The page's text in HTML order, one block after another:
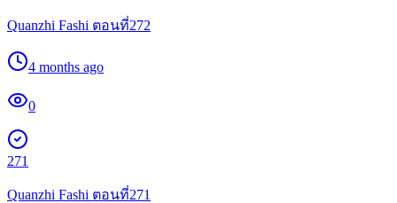
Quanzhi Fashi ตอนที่272
4 months ago
0
271
Quanzhi Fashi ตอนที่271